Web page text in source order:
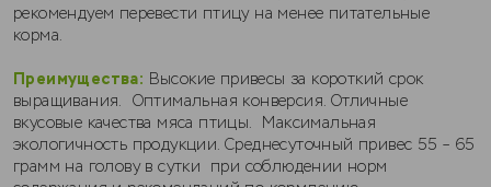
рекомендуем перевести птицу на менее питательные
корма.
Преимущества: Высокие привесы за короткий срок
выращивания. Оптимальная конверсия. Отличные
вкусовые качества мяса птицы. Максимальная
экологичность продукции. Среднесуточный привес 55 – 65
грамм на голову в сутки при соблюдении норм